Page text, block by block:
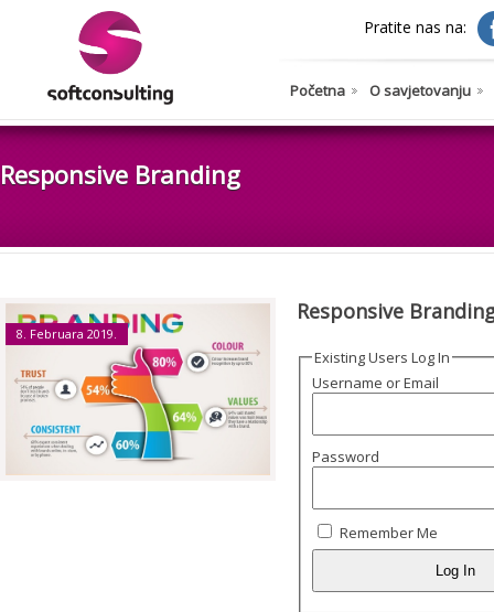
Pratite nas na:
Početna O savjetovanju
Responsive Branding
8. Februara 2019.
Responsive
Existing Users Log In
Username or Email
Password
Remember Me